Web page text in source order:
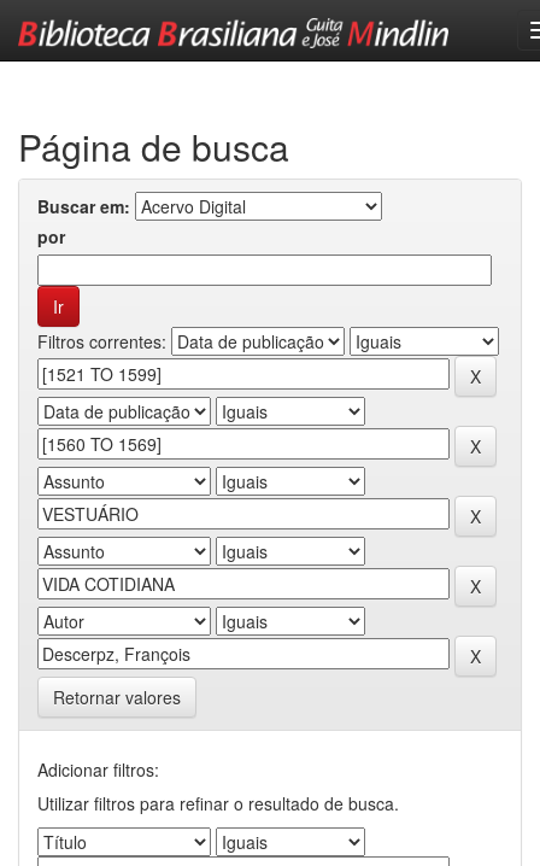
Página de busca
Buscar em:
por
Filtros correntes:
Retornar valores
Adicionar filtros:
Utilizar filtros para refinar o resultado de busca.